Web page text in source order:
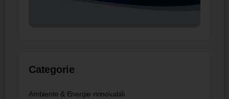
Categorie
Ambiente & Energie rinnovabili